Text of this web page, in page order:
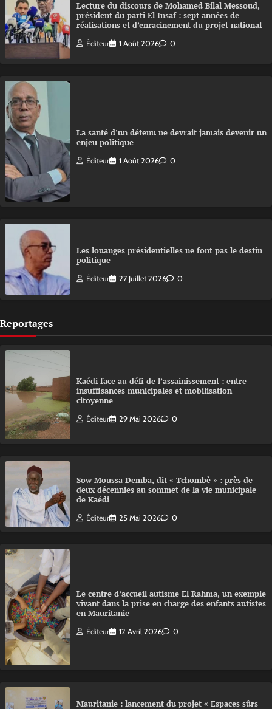
Lecture du discours de Mohamed Bilal Messoud,
président du parti El Insaf : sept années de
réalisations et d’enracinement du projet national
Éditeur 1 Août 2026 0
La santé d’un détenu ne devrait jamais devenir un
enjeu politique
Éditeur 1 Août 2026 0
Les louanges présidentielles ne font pas le destin
politique
Éditeur 27 Juillet 2026 0
Reportages
Kaédi face au défi de l’assainissement : entre
insuffisances municipales et mobilisation
citoyenne
Éditeur 29 Mai 2026 0
Sow Moussa Demba, dit « Tchombè » : près de
deux décennies au sommet de la vie municipale
de Kaédi
Éditeur 25 Mai 2026 0
Le centre d’accueil autisme El Rahma, un exemple
vivant dans la prise en charge des enfants autistes
en Mauritanie
Éditeur 12 Avril 2026 0
Mauritanie : lancement du projet « Espaces sûrs